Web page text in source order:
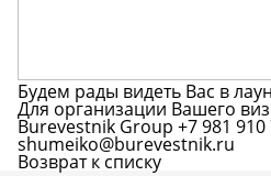
Будем рады видеть Вас в
Для организации Вашего
Burevestnik Group +7 981 910
shumeiko@burevestnik.ru
Возврат к списку